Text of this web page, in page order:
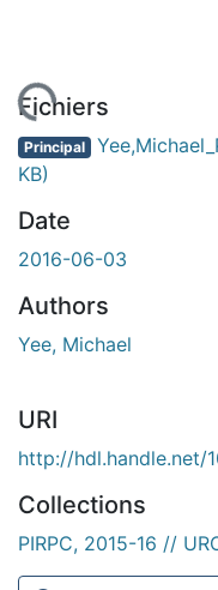
En cours de chargement...
Fichiers
Principal
KB)
Date
2016-06-03
Authors
Yee, Michael
URI
http://hdl.handle.net/
Collections
PIRPC, 2015-16 //